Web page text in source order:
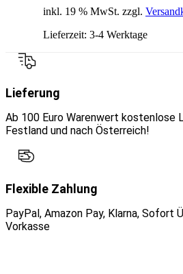
inkl. 19 % MwSt. zzgl.
Lieferzeit: 3-4 Werktage
Lieferung
Ab 100 Euro Warenwert kostenlose
Festland und nach Österreich!
Flexible Zahlung
PayPal, Amazon Pay, Klarna, Sofort
Vorkasse